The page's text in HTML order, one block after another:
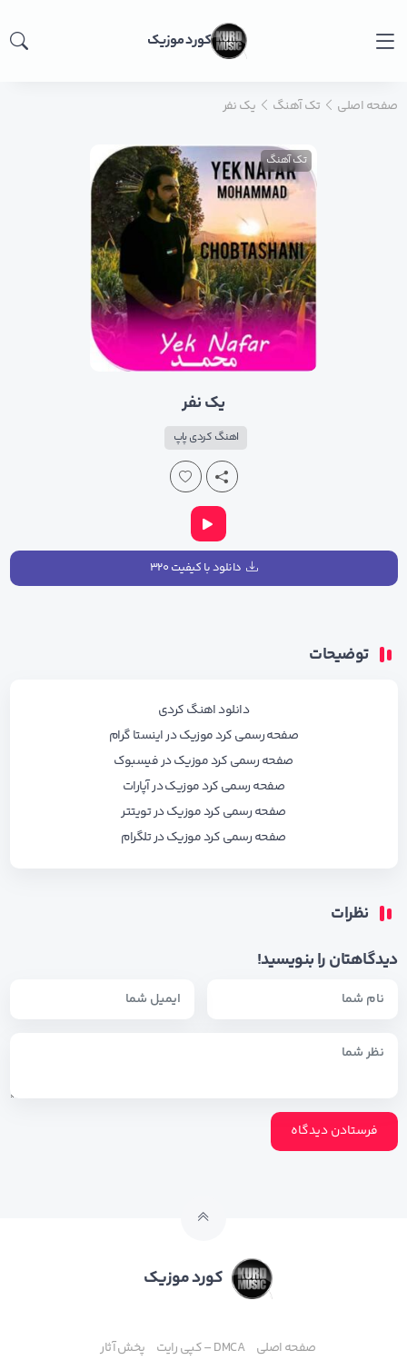
کورد موزیک
صفحه اصلی تک آهنگ یک نفر
تک آهنگ
یک نفر
اهنگ کردی پاپ
دانلود با کیفیت ۳۲۰
توضیحات
دانلود اهنگ کردی
صفحه رسمی کرد موزیک در اینستا گرام
صفحه رسمی کرد موزیک در فیسبوک
صفحه رسمی کرد موزیک در آپارات
صفحه رسمی کرد موزیک در تویتتر
صفحه رسمی کرد موزیک در تلگرام
نظرات
دیدگاهتان را بنویسید!
کورد موزیک
صفحه اصلی DMCA – کپی رایت پخش آثار